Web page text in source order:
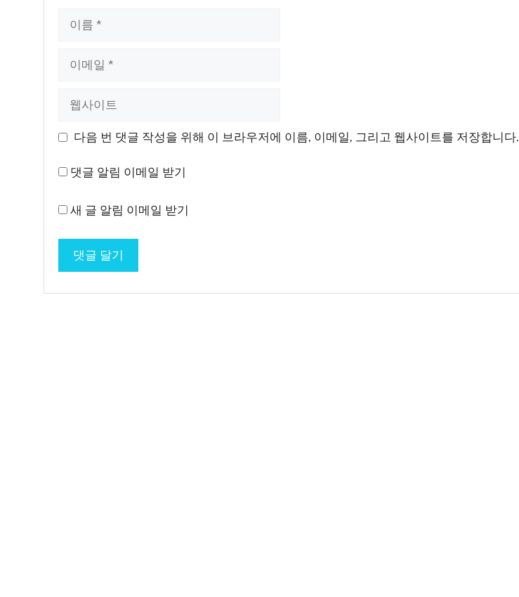
이 다음 번 댓글 작성을 위해 이 브라우저에 이름, 이메일, 그리고 웹사이트를 저장합니다.
댓글 알림 이메일 받기
새 글 알림 이메일 받기